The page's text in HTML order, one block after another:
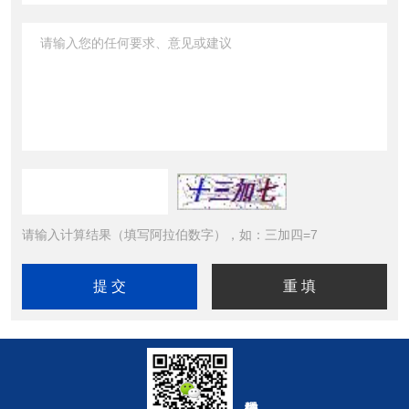
请输入计算结果（填写阿拉伯数字），如：三加四=7